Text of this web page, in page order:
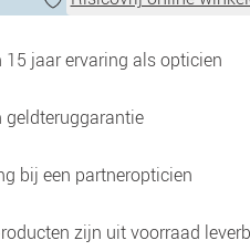
15 jaar ervaring als opticien
geldteruggarantie
bij een partneropticien
zijn uit voorraad